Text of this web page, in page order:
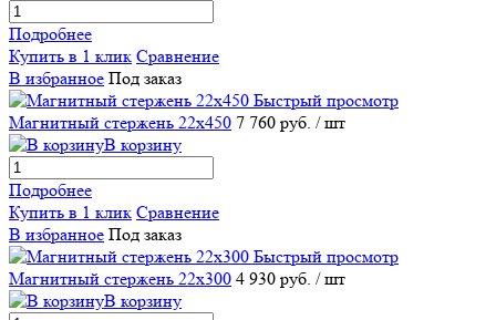
Подробнее
Купить в 1 клик Сравнение
В избранное Под заказ
Быстрый просмотр
Магнитный стержень 22х450 7 760 руб. / шт
В корзину
Подробнее
Купить в 1 клик Сравнение
В избранное Под заказ
Быстрый просмотр
Магнитный стержень 22х300 4 930 руб. / шт
В корзину